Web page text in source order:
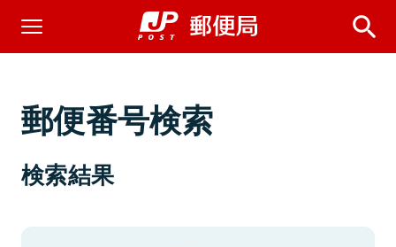
郵便番号検索
検索結果